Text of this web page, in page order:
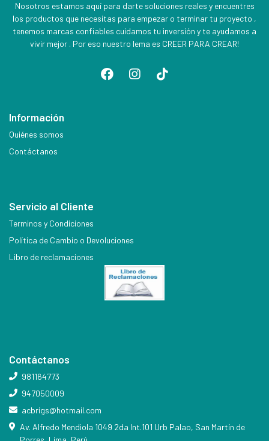
Nosotros estamos aquí para darte soluciones reales y encuentres
los productos que necesitas para empezar o terminar tu proyecto ,
tenemos marcas confiables cuidamos tu inversión y te ayudamos a
vivir mejor . Por eso nuestro lema es CREER PARA CREAR!
Información
Quiénes somos
Contáctanos
Servicio al Cliente
Terminos y Condiciones
Política de Cambio o Devoluciones
Libro de reclamaciones
Contáctanos
981164773
947050009
acbrigs@hotmail.com
Av. Alfredo Mendiola 1049 2da Int.101 Urb Palao, San Martín de